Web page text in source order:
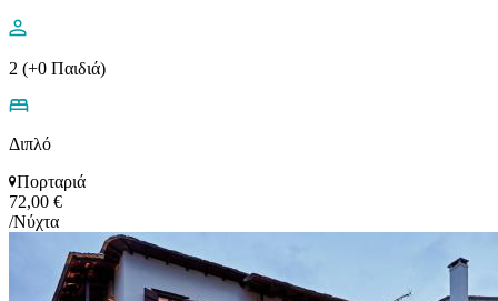
2 (+0 Παιδιά)
Διπλό
Πορταριά
72,00 €
/Νύχτα